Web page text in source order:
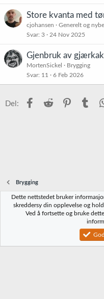
Store kvanta med
cjohansen
Generelt og
Svar 3 24 Nov 2025
Gjenbruk av
MortenSickel
Brygging
Svar 11 6 Feb 2026
Del: Facebook
Reddit Pinterest
Brygging
Norbrygg-default
Vilkår og regler
Community platform by XenForo® ©
Dette nettstedet bruker
skreddersy din opplevelse og
Ved å fortsette og bruke